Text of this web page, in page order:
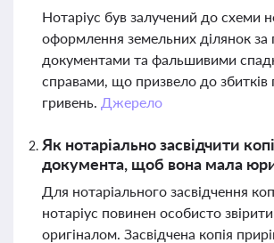
Нотаріус був залучений до схеми
оформлення земельних ділянок за
документами та фальшивими
справами, що призвело до
гривень. Джерело
Як нотаріально засвідчити
документа, щоб вона мала
Для нотаріального засвідчення
нотаріус повинен особисто
оригіналом. Засвідчена копія